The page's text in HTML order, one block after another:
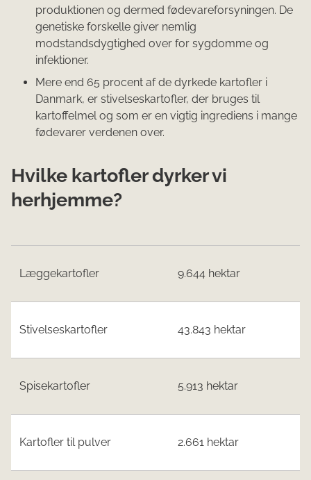
produktionen og dermed fødevareforsyningen. De
genetiske forskelle giver nemlig
modstandsdygtighed over for sygdomme og
infektioner.
Mere end 65 procent af de dyrkede kartofler i
Danmark, er stivelseskartofler, der bruges til
kartoffelmel og som er en vigtig ingrediens i mange
fødevarer verdenen over.
Hvilke kartofler dyrker vi
herhjemme?
Læggekartofler 9.644 hektar
Stivelseskartofler 43.843 hektar
Spisekartofler 5.913 hektar
Kartofler til pulver 2.661 hektar